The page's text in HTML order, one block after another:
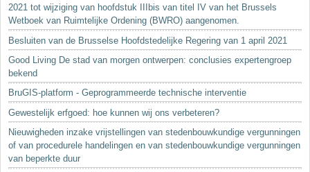
2021 tot wijziging van hoofdstuk IIIbis van titel IV van het Brussels
Wetboek van Ruimtelijke Ordening (BWRO) aangenomen.
Besluiten van de Brusselse Hoofdstedelijke Regering van 1 april 2021
Good Living De stad van morgen ontwerpen: conclusies expertengroep
bekend
BruGIS-platform - Geprogrammeerde technische interventie
Gewestelijk erfgoed: hoe kunnen wij ons verbeteren?
Nieuwigheden inzake vrijstellingen van stedenbouwkundige vergunningen
of van procedurele handelingen en van stedenbouwkundige vergunningen
van beperkte duur